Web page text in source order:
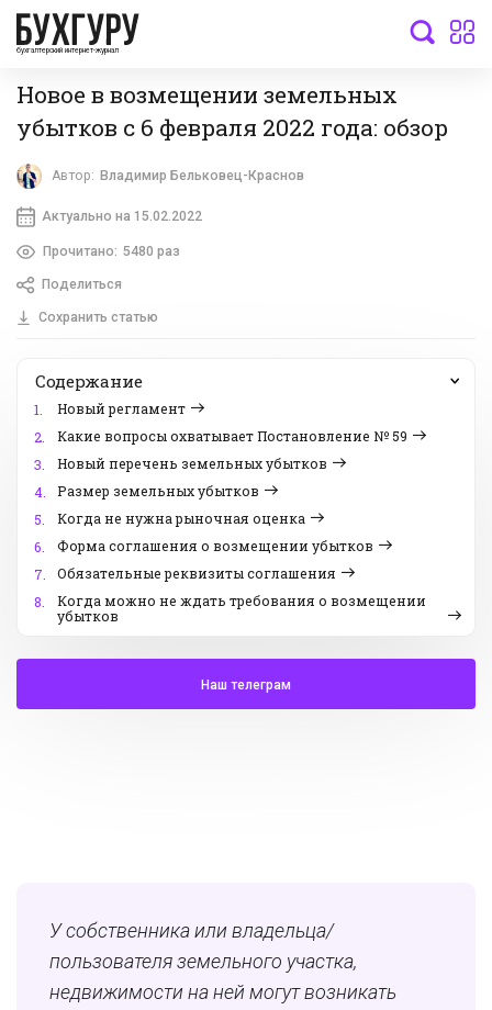
бухгалтерский интернет-журнал
Новое в возмещении земельных
убытков с 6 февраля 2022 года: обзор
Автор: Владимир Бельковец-Краснов
Актуально на 15.02.2022
Прочитано: 5480 раз
Поделиться
Сохранить статью
Содержание
1.
Новый регламент
2.
Какие вопросы охватывает Постановление № 59
3.
Новый перечень земельных убытков
4.
Размер земельных убытков
5.
Когда не нужна рыночная оценка
6.
Форма соглашения о возмещении убытков
7.
Обязательные реквизиты соглашения
8.
Когда можно не ждать требования о возмещении
убытков
Наш телеграм
У собственника или владельца/
пользователя земельного участка,
недвижимости на ней могут возникать